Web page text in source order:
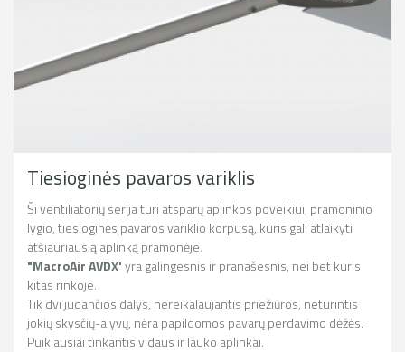
Tiesioginės pavaros variklis
Ši ventiliatorių serija turi atsparų aplinkos poveikiui, pramoninio
lygio, tiesioginės pavaros variklio korpusą, kuris gali atlaikyti
atšiauriausią aplinką pramonėje.
"MacroAir AVDX'yra galingesnis ir pranašesnis, nei bet kuris
kitas rinkoje.
Tik dvi judančios dalys, nereikalaujantis priežiūros, neturintis
jokių skysčių-alyvų, nėra papildomos pavarų perdavimo dėžės.
Puikiausiai tinkantis vidaus ir lauko aplinkai.